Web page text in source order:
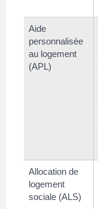
Aide
personnalisée
au logement
(APL)
Allocation de
logement
sociale (ALS)